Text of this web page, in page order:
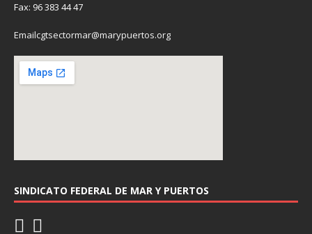
Fax: 96 383 44 47
Emailcgtsectormar@marypuertos.org
SINDICATO FEDERAL DE MAR Y PUERTOS